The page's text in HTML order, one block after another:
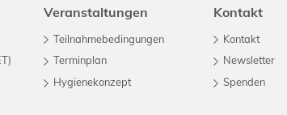
Veranstaltungen
Teilnahmebedingungen
Terminplan
Hygienekonzept
Kontakt
Kontakt
Newsletter
Spenden